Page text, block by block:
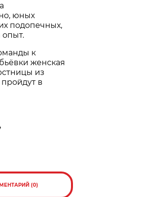
юных
подопечных,
опыт.
к
женская
из
в
(0)